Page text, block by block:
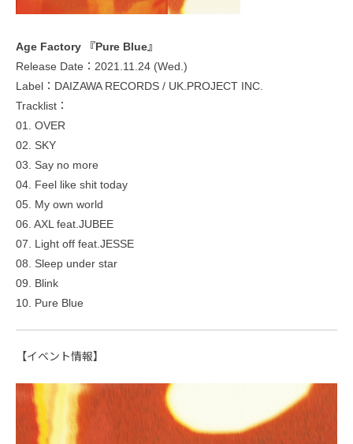
Age Factory 『Pure Blue』
Release Date：2021.11.24 (Wed.)
Label：DAIZAWA RECORDS / UK.PROJECT INC.
Tracklist：
01. OVER
02. SKY
03. Say no more
04. Feel like shit today
05. My own world
06. AXL feat.JUBEE
07. Light off feat.JESSE
08. Sleep under star
09. Blink
10. Pure Blue
【イベント情報】